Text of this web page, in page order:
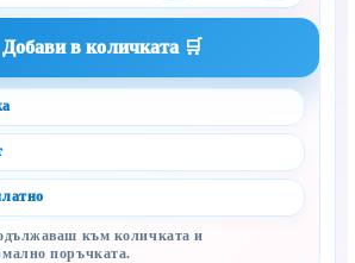
към количката и
поръчката.